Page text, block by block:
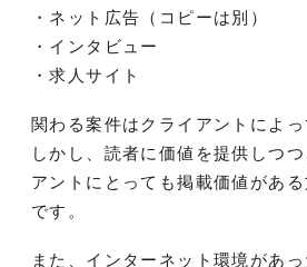
・ネット広告（コピーは別）
・インタビュー
・求人サイト
関わる案件はクライアントによっ
しかし、読者に価値を提供しつ
アントにとっても掲載価値があ
です。
また、インターネット環境があ